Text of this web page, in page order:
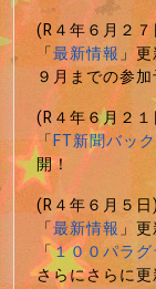
(R４年６月２７
「最新情報」
９月までの参
(R４年６月２１
「FT新聞バッ
開！
(R４年６月５日)
「最新情報」
「１００パラ
さらにさらに更